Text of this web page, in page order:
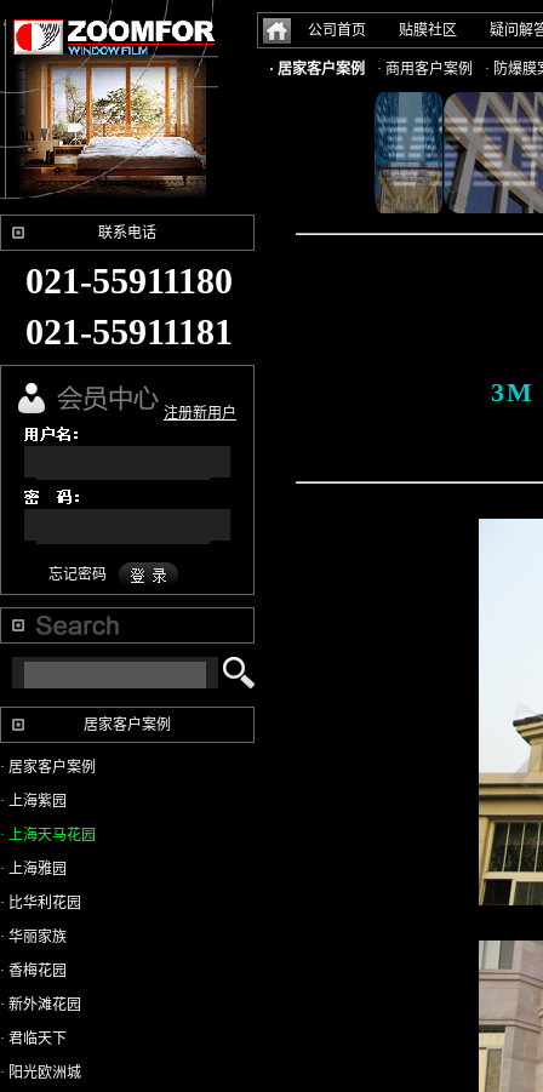
公司首页 贴膜社区 疑问解
· 居家客户案例 · 商用客户案例 · 防爆膜
联系电话
021-55911180
021-55911181
注册新用户
忘记密码
居家客户案例
· 居家客户案例
· 上海紫园
· 上海天马花园
· 上海雅园
· 比华利花园
· 华丽家族
· 香梅花园
· 新外滩花园
· 君临天下
· 阳光欧洲城
3M